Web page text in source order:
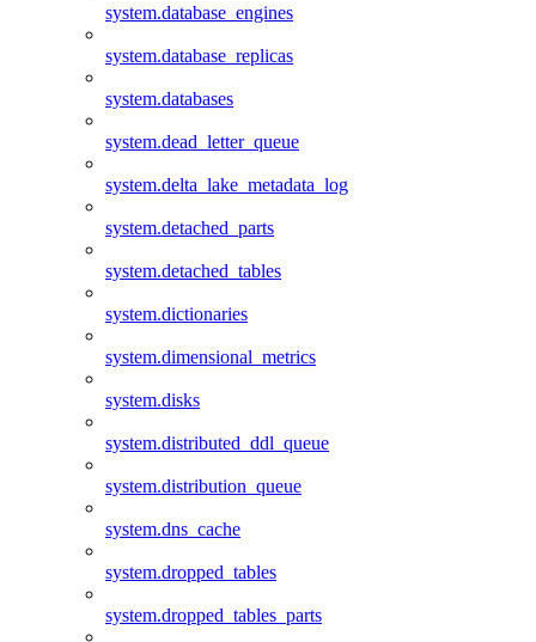
system.database_engines
system.database_replicas
system.databases
system.dead_letter_queue
system.delta_lake_metadata_log
system.detached_parts
system.detached_tables
system.dictionaries
system.dimensional_metrics
system.disks
system.distributed_ddl_queue
system.distribution_queue
system.dns_cache
system.dropped_tables
system.dropped_tables_parts